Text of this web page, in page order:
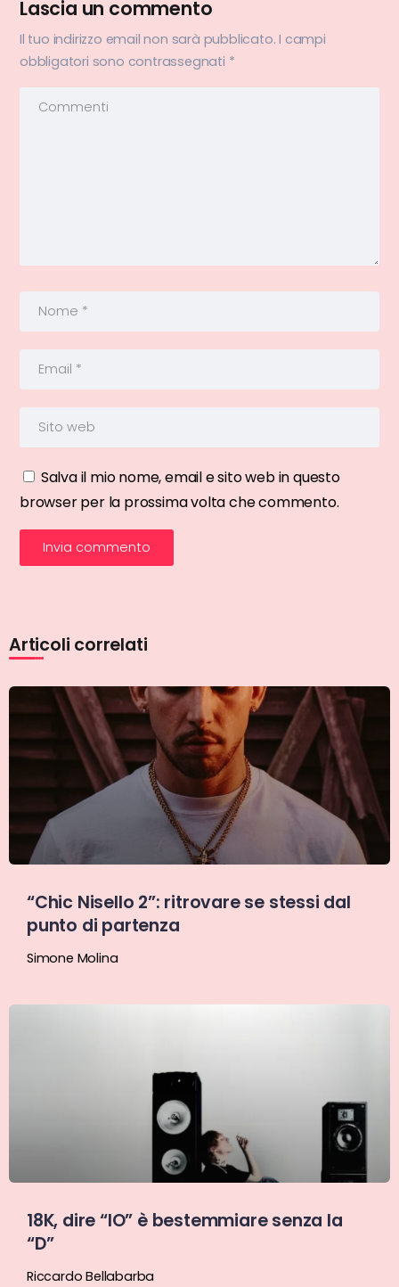
Lascia un commento
Il tuo indirizzo email non sarà pubblicato. I campi
obbligatori sono contrassegnati *
Salva il mio nome, email e sito web in questo
browser per la prossima volta che commento.
Articoli correlati
“Chic Nisello 2”: ritrovare se stessi dal
punto di partenza
Simone Molina
18K, dire “IO” è bestemmiare senza la
“D”
Riccardo Bellabarba